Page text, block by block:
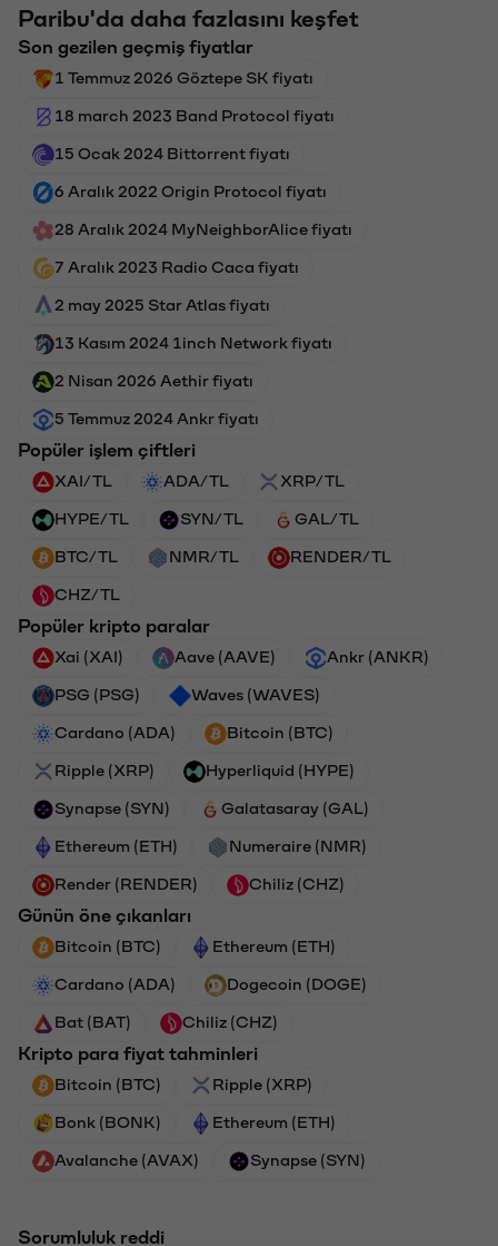
Paribu'da daha fazlasını keşfet
Son gezilen geçmiş fiyatlar
1 Temmuz 2026 Göztepe SK fiyatı
18 march 2023 Band Protocol fiyatı
15 Ocak 2024 Bittorrent fiyatı
6 Aralık 2022 Origin Protocol fiyatı
28 Aralık 2024 MyNeighborAlice fiyatı
7 Aralık 2023 Radio Caca fiyatı
2 may 2025 Star Atlas fiyatı
13 Kasım 2024 1inch Network fiyatı
2 Nisan 2026 Aethir fiyatı
5 Temmuz 2024 Ankr fiyatı
Popüler işlem çiftleri
XAI/TL ADA/TL XRP/TL
HYPE/TL SYN/TL GAL/TL
BTC/TL NMR/TL RENDER/TL
CHZ/TL
Popüler kripto paralar
Xai (XAI) Aave (AAVE) Ankr (ANKR)
PSG (PSG) Waves (WAVES)
Cardano (ADA) Bitcoin (BTC)
Ripple (XRP) Hyperliquid (HYPE)
Synapse (SYN) Galatasaray (GAL)
Ethereum (ETH) Numeraire (NMR)
Render (RENDER) Chiliz (CHZ)
Günün öne çıkanları
Bitcoin (BTC) Ethereum (ETH)
Cardano (ADA) Dogecoin (DOGE)
Bat (BAT) Chiliz (CHZ)
Kripto para fiyat tahminleri
Bitcoin (BTC) Ripple (XRP)
Bonk (BONK) Ethereum (ETH)
Avalanche (AVAX) Synapse (SYN)
Sorumluluk reddi